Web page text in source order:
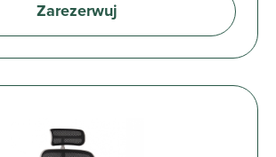
Zarezerwuj